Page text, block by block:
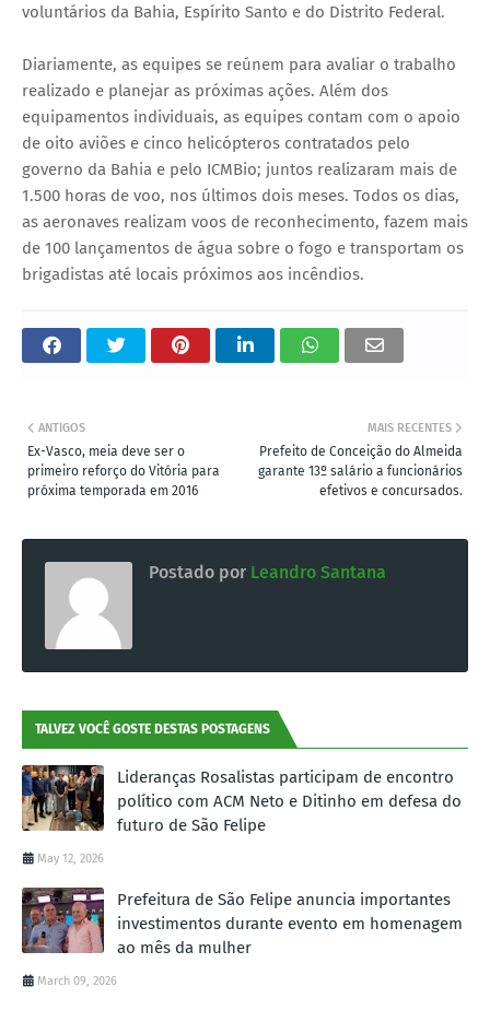
voluntários da Bahia, Espírito Santo e do Distrito Federal.
Diariamente, as equipes se reúnem para avaliar o trabalho
realizado e planejar as próximas ações. Além dos
equipamentos individuais, as equipes contam com o apoio
de oito aviões e cinco helicópteros contratados pelo
governo da Bahia e pelo ICMBio; juntos realizaram mais de
1.500 horas de voo, nos últimos dois meses. Todos os dias,
as aeronaves realizam voos de reconhecimento, fazem mais
de 100 lançamentos de água sobre o fogo e transportam os
brigadistas até locais próximos aos incêndios.
MAIS RECENTES
Prefeito de Conceição do Almeida
garante 13º salário a funcionários
efetivos e concursados.
ANTIGOS
Ex-Vasco, meia deve ser o
primeiro reforço do Vitória para
próxima temporada em 2016
Postado por Leandro Santana
TALVEZ VOCÊ GOSTE DESTAS POSTAGENS
Lideranças Rosalistas participam de encontro
político com ACM Neto e Ditinho em defesa do
futuro de São Felipe
May 12, 2026
Prefeitura de São Felipe anuncia importantes
investimentos durante evento em homenagem
ao mês da mulher
March 09, 2026